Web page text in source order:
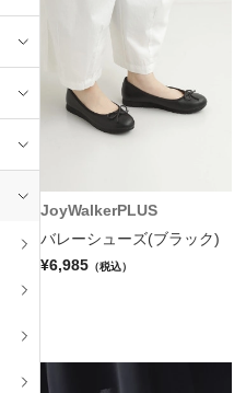
JoyWalkerPLUS
バレーシューズ(ブラック)
¥6,985 （税込）